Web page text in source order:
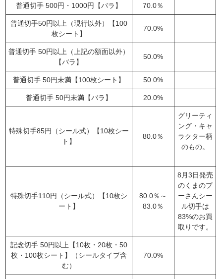
普通切手 500円・1000円【バラ】 70.0％
普通切手50円以上（現行以外）【100
枚シート】
70.0%
普通切手 50円以上（上記の額面以外）
【バラ】
50.0%
普通切手 50円未満【100枚シート】 50.0%
普通切手 50円未満【バラ】 20.0%
特殊切手85円（シール式）【10枚シー
ト】
80.0％
グリーティ
ング・キャ
ラクター柄
のもの。
特殊切手110円（シール式）【10枚シ
ート】
80.0％～
83.0％
8月3日発売
のくまのプ
ーさんシー
ル切手は
83%のお買
取りです。
記念切手 50円以上【10枚・20枚・50
枚・100枚シート】（シールタイプ含
む）
70.0%